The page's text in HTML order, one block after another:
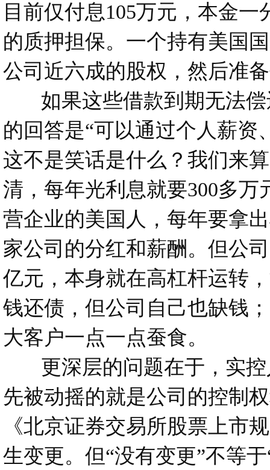
目前仅付息105万元，本金
的质押担保。一个持有美国
公司近六成的股权，然后准
如果这些借款到期无法偿
的回答是“可以通过个人薪
这不是笑话是什么？我们来
清，每年光利息就要300多万
营企业的美国人，每年要拿
家公司的分红和薪酬。但公
亿元，本身就在高杠杆运转
钱还债，但公司自己也缺钱
大客户一点一点蚕食。
更深层的问题在于，实控
先被动摇的就是公司的控制
《北京证券交易所股票上市
生变更。但“没有变更”不等